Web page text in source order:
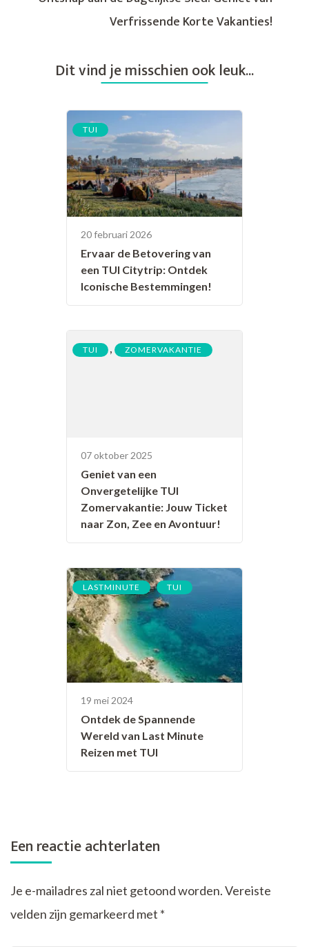
Verfrissende Korte Vakanties!
Dit vind je misschien ook leuk...
TUI
20 februari 2026
Ervaar de Betovering van
een TUI Citytrip: Ontdek
Iconische Bestemmingen!
TUI , ZOMERVAKANTIE
07 oktober 2025
Geniet van een
Onvergetelijke TUI
Zomervakantie: Jouw Ticket
naar Zon, Zee en Avontuur!
LASTMINUTE , TUI
19 mei 2024
Ontdek de Spannende
Wereld van Last Minute
Reizen met TUI
Een reactie achterlaten
Je e-mailadres zal niet getoond worden.Vereiste
velden zijn gemarkeerd met *